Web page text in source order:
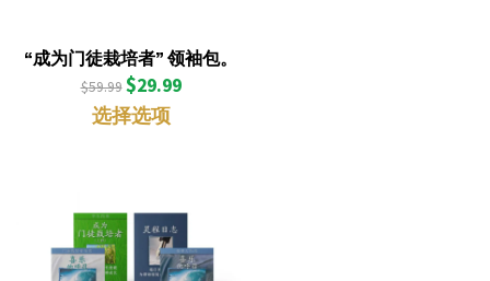
“成为门徒栽培者” 领袖包。
$59.99 $29.99
选择选项